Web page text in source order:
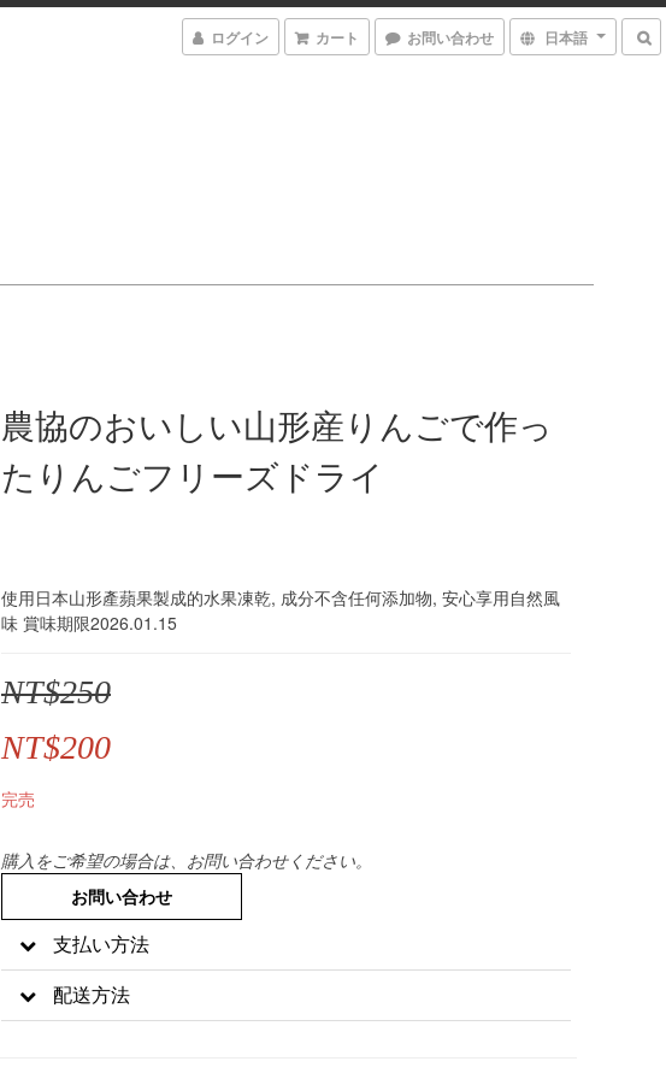
ログイン カート お問い合わせ 日本語
農協のおいしい山形産りんごで作っ
たりんごフリーズドライ
使用日本山形產蘋果製成的水果凍乾, 成分不含任何添加物, 安心享用自然風
味 賞味期限2026.01.15
NT$250
NT$200
完売
購入をご希望の場合は、お問い合わせください。
お問い合わせ
支払い方法
配送方法